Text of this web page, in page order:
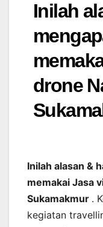
Inilah
drone
Inilah alasan &
memakai Jasa
Sukamakmur .
kegiatan